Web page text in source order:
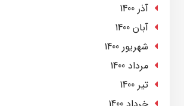
آذر 1400
آبان 1400
شهریور 1400
مرداد 1400
تير 1400